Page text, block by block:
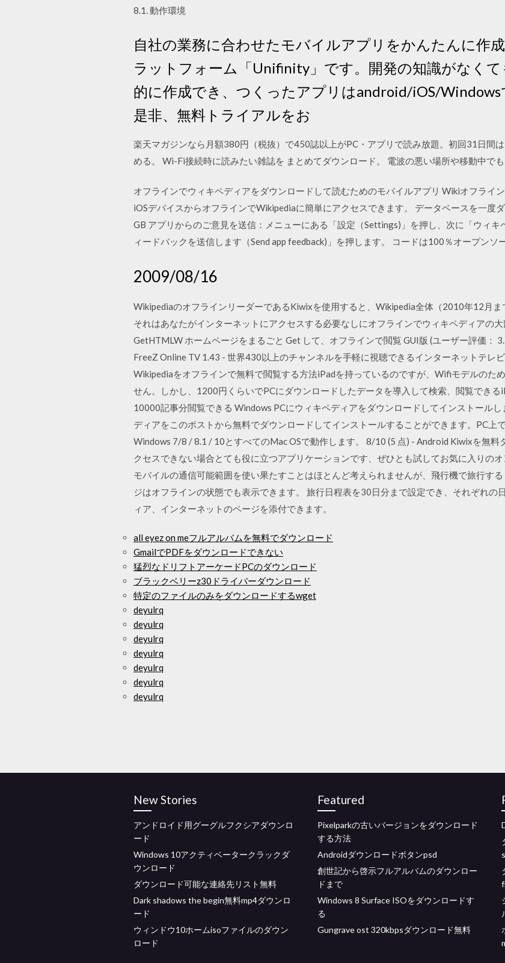
8.1. 動作環境
自社の業務に合わせたモバイルアプリをかんたんに作
ラットフォーム「Unifinity」です。開発の知識がなく
的に作成でき、つくったアプリはandroid/iOS/Windows
是非、無料トライアルをお
楽天マガジンなら月額380円（税抜）で450誌以上がPC・アプリで読み放題。初回31日間
める。 Wi-Fi接続時に読みたい雑誌を まとめてダウンロード。 電波の悪い場所や移動中で
オフラインでウィキペディアをダウンロードして読むためのモバイルアプリ Wikiオフライ
iOSデバイスからオフラインでWikipediaに簡単にアクセスできます。 データベースを一度
GB アプリからのご意見を送信：メニューにある「設定（Settings)」を押し、次に「ウィ
ィードバックを送信します（Send app feedback)」を押します。 コードは100％オープンソ
2009/08/16
WikipediaのオフラインリーダーであるKiwixを使用すると、Wikipedia全体（2010年12月ま
それはあなたがインターネットにアクセスする必要なしにオフラインでウィキペディアの
GetHTMLW ホームページをまるごと Get して、オフラインで閲覧 GUI版 (ユーザー評価：
FreeZ Online TV 1.43 - 世界430以上のチャンネルを手軽に視聴できるインターネットテレ
Wikipediaをオフラインで無料で閲覧する方法iPadを持っているのですが、Wifiモデルのた
せん。しかし、1200円くらいでPCにダウンロードしたデータを導入して検索、閲覧でき
10000記事分閲覧できる Windows PCにウィキペディアをダウンロードしてインストール
ディアをこのポストから無料でダウンロードしてインストールすることができます。PC上
Windows 7/8 / 8.1 / 10とすべてのMac OSで動作します。 8/10 (5 点) - Android Kiwixを無料
クセスできない場合とても役に立つアプリケーションです、ぜひとも試してお気に入りの
モバイルの通信可能範囲を使い果たすことはほとんど考えられませんが、飛行機で旅行す
ジはオフラインの状態でも表示できます。 旅行日程表を30日分まで設定でき、それぞれの
ィア、インターネットのページを添付できます。
all eyez on meフルアルバムを無料でダウンロード
GmailでPDFをダウンロードできない
猛烈なドリフトアーケードPCのダウンロード
ブラックベリーz30ドライバーダウンロード
特定のファイルのみをダウンロードするwget
deyulrq
deyulrq
deyulrq
deyulrq
deyulrq
deyulrq
deyulrq
New Stories
アンドロイド用グーグルフクシアダウンロ
ード
Windows 10アクティベータークラックダ
ウンロード
ダウンロード可能な連絡先リスト無料
Dark shadows the begin無料mp4ダウンロ
ード
ウィンドウ10ホームisoファイルのダウン
ロード
Featured
Pixelparkの古いバージョンをダウンロード
する方法
Androidダウンロードボタンpsd
創世記から啓示フルアルバムのダウンロー
ドまで
Windows 8 Surface ISOをダウンロードす
る
Gungrave ost 320kbpsダウンロード無料